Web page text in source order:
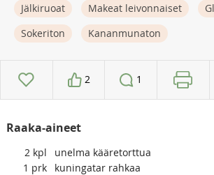
Jälkiruoat Makeat leivonnaiset
Sokeriton
Kananmunaton
2 1
Raaka-aineet
2 kpl
unelma kääretorttua
1 prk
kuningatar rahkaa